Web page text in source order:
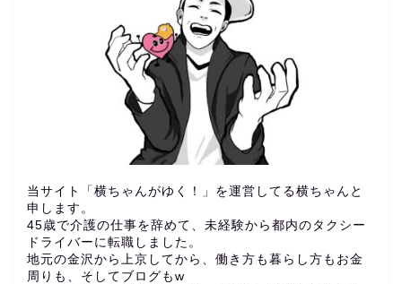
当サイト「横ちゃんがゆく！」を運営してる横ちゃんと
申します。
45歳で介護の仕事を辞めて、未経験から都内のタクシー
ドライバーに転職しました。
地元の金沢から上京してから、働き方も暮らし方もお金
周りも、 そしてブログもw